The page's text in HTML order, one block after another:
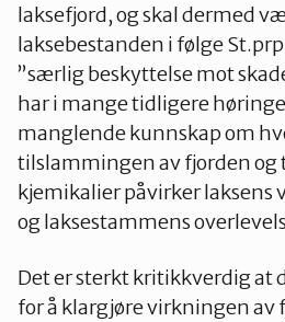
laksefjord, og skal dermed
laksebestanden i følge
”særlig beskyttelse mot
har i mange tidligere
manglende kunnskap om
tilslammingen av fjorden og
kjemikalier påvirker laksens
og laksestammens
Det er sterkt kritikkverdig at
for å klargjøre virkningen